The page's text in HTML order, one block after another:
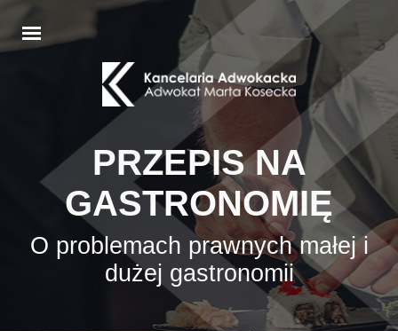
PRZEPIS NA
GASTRONOMIĘ
O problemach prawnych małej i
dużej gastronomii